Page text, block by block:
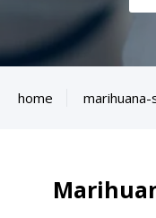
home marihuana-